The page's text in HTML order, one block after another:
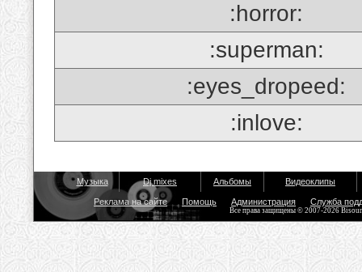
:horror:
:superman:
:eyes_dropeed:
:inlove:
Музыка Dj mixes Альбомы Видеоклипы
Реклама на сайте Помощь Администрация Служба
Все права защищены © 2007-2026